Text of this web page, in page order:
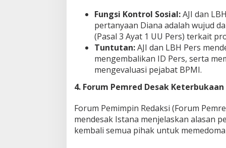
Fungsi Kontrol Sosial:AJI dan
pertanyaan Diana adalah wujud
(Pasal 3 Ayat 1 UU Pers) terkait
Tuntutan:AJI dan LBH Pers
mengembalikan ID Pers, serta
mengevaluasi pejabat BPMI.
4. Forum Pemred Desak Keterbukaan
Forum Pemimpin Redaksi (Forum
mendesak Istana menjelaskan alasan
kembali semua pihak untuk